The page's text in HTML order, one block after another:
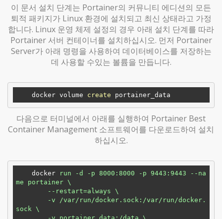
이 문서 설치 단계는 Portainer의 커뮤니티 에디션의 모든
퇴적 패키지가 Linux 환경에 설치되고 최신 상태라고 가정
합니다. Linux 운영 체제 설정의 경우 아래 설치 단계를 따라
Portainer 서버 컨테이너를 설치하십시오. 먼저 Portainer
Server가 아래 명령을 사용하여 데이터베이스를 저장하는
데 사용할 수있는 볼륨을 만듭니다.
    docker volume
create
다음으로 터미널에서 아래를 실행하여 Portainer Best
Container Management 소프트웨어를 다운로드하여 설치
하십시오.
docker
run -d -p 8000:8000 -p 9443:9443 --na
me portainer \
sock \